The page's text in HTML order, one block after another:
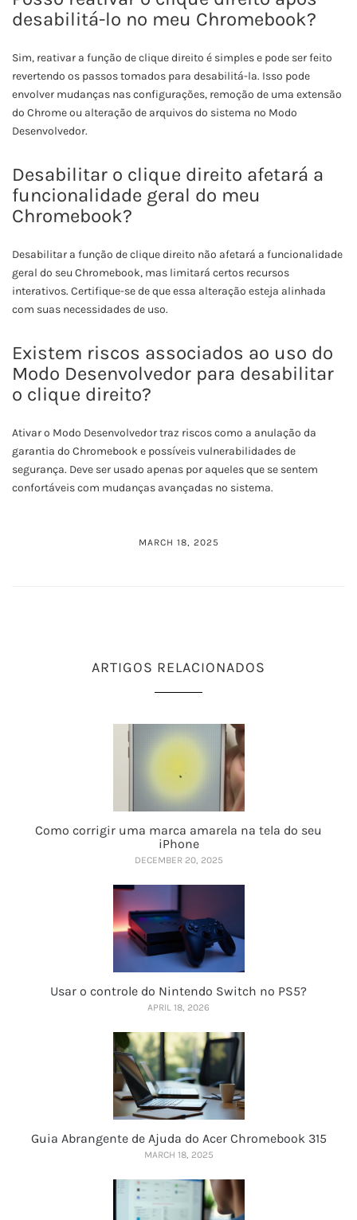
desabilitá-lo no meu Chromebook?
Sim, reativar a função de clique direito é simples e pode ser feito
revertendo os passos tomados para desabilitá-la. Isso pode
envolver mudanças nas configurações, remoção de uma extensão
do Chrome ou alteração de arquivos do sistema no Modo
Desenvolvedor.
Desabilitar o clique direito afetará a
funcionalidade geral do meu
Chromebook?
Desabilitar a função de clique direito não afetará a funcionalidade
geral do seu Chromebook, mas limitará certos recursos
interativos. Certifique-se de que essa alteração esteja alinhada
com suas necessidades de uso.
Existem riscos associados ao uso do
Modo Desenvolvedor para desabilitar
o clique direito?
Ativar o Modo Desenvolvedor traz riscos como a anulação da
garantia do Chromebook e possíveis vulnerabilidades de
segurança. Deve ser usado apenas por aqueles que se sentem
confortáveis com mudanças avançadas no sistema.
MARCH 18, 2025
ARTIGOS RELACIONADOS
Como corrigir uma marca amarela na tela do seu
iPhone
DECEMBER 20, 2025
Usar o controle do Nintendo Switch no PS5?
APRIL 18, 2026
Guia Abrangente de Ajuda do Acer Chromebook 315
MARCH 18, 2025